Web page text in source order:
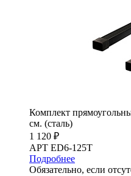
Комплект
см. (сталь)
1 120 ₽
АРТ ED6-125T
Подробнее
Обязательно, если